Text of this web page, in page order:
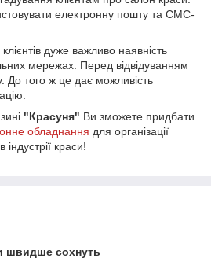
електронну пошту та СМС-
дуже важливо наявність
мережах. Перед відвідуванням
До того ж це дає можливість
"Красуня" Ви зможете придбати
обладнання для організації
індустрії краси!
швидше сохнуть